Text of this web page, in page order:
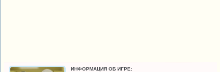
ИНФОРМАЦИЯ ОБ ИГРЕ: